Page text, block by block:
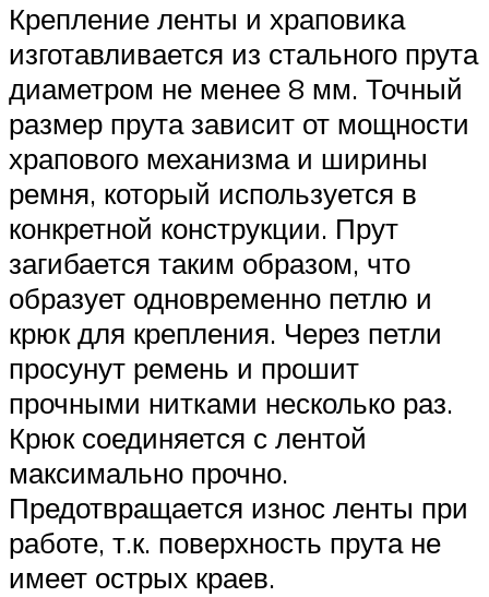
Крепление ленты и храповика
изготавливается из стального прута
диаметром не менее 8 мм. Точный
размер прута зависит от мощности
храпового механизма и ширины
ремня, который используется в
конкретной конструкции. Прут
загибается таким образом, что
образует одновременно петлю и
крюк для крепления. Через петли
просунут ремень и прошит
прочными нитками несколько раз.
Крюк соединяется с лентой
максимально прочно.
Предотвращается износ ленты при
работе, т.к. поверхность прута не
имеет острых краев.